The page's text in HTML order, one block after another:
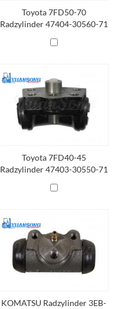
Toyota 7FD50-70
Radzylinder 47404-30560-71
Toyota 7FD40-45
Radzylinder 47403-30550-71
KOMATSU Radzylinder 3EB-